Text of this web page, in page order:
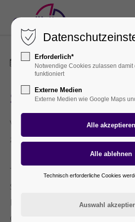
02.08.2023 11:06
Sommerabschluss
Vergangenen Freitag fand unser
zum Start in die Urlaubszeit statt.
Trotz Regenwetter konnten wir
Stunden verbringen, tolle
leckeres Buffet genießen, uns
Crêpes Mobil verwöhnen lassen
Erforderlich*
Notwendige Cookies zulassen
funktioniert
Externe Medien
Externe Medien wie Google Maps
Technisch erforderliche Cookies